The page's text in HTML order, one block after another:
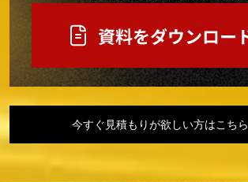
今すぐ見積もりが欲しい方はこちら